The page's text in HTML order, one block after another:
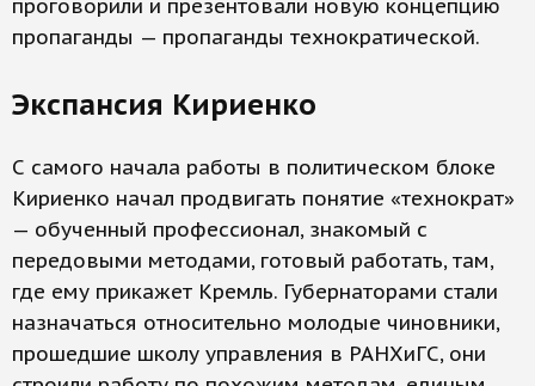
проговорили и презентовали новую концепцию
пропаганды — пропаганды технократической.
Экспансия Кириенко
С самого начала работы в политическом блоке
Кириенко начал продвигать понятие «технократ»
— обученный профессионал, знакомый с
передовыми методами, готовый работать, там,
где ему прикажет Кремль. Губернаторами стали
назначаться относительно молодые чиновники,
прошедшие школу управления в РАНХиГС, они